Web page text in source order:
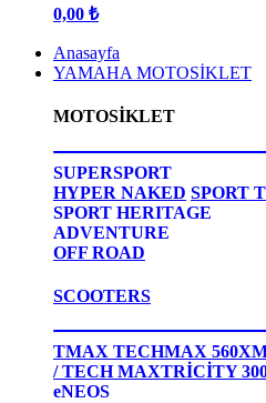
0,00 ₺
Anasayfa
YAMAHA MOTOSİKLET
MOTOSİKLET
SUPERSPORT
HYPER NAKED SPORT
SPORT HERITAGE
ADVENTURE
OFF ROAD
SCOOTERS
TMAX TECHMAX 560
/ TECH MAXTRİCİTY
eNEOS